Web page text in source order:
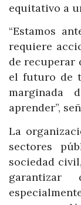
equitativo a
“Estamos
requiere
de recuperar
el futuro de
marginada
aprender”,
La
sectores
sociedad
garantizar